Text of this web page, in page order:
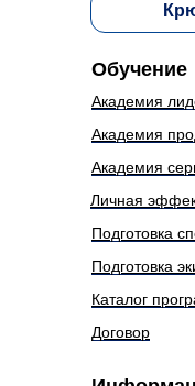
Договор
Каталог
Подготовка
Подготовка
Академия
Академия
Личная
Академия
Обучение